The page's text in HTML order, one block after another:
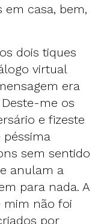
em casa, bem,
dois tiques
virtual
era
me os
e fizeste
péssima
sem sentido
anulam a
para nada. A
mim não foi
por